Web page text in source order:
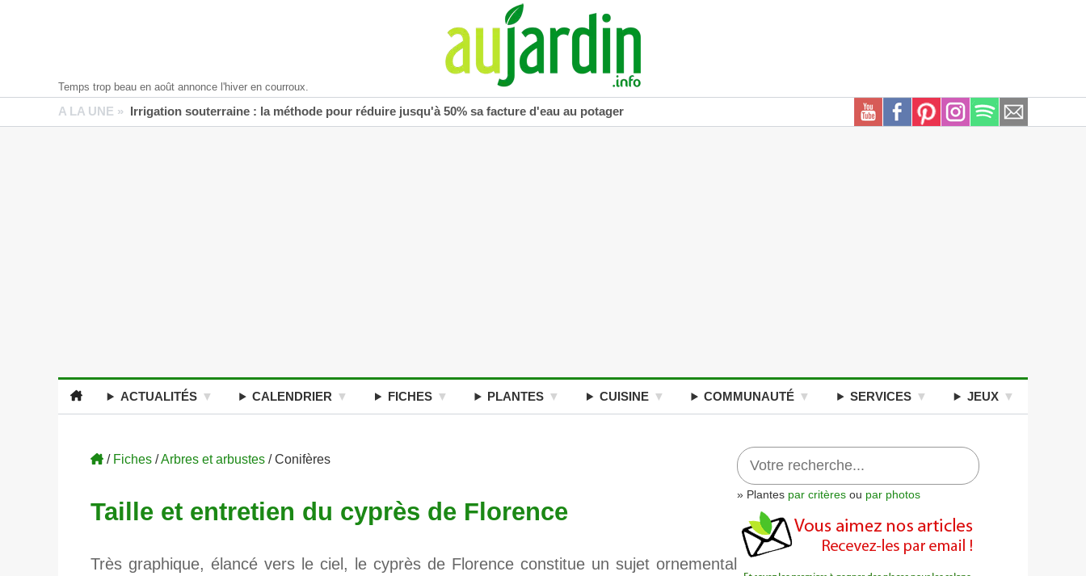
Temps trop beau en août annonce l'hiver en courroux.
A LA UNE » Irrigation souterraine : la méthode pour réduire jusqu'à 50% sa facture d'eau au potager
ACTUALITÉS CALENDRIER FICHES PLANTES CUISINE COMMUNAUTÉ SERVICES JEUX
/ Fiches /Arbres et arbustes / Conifères
Taille et entretien du cyprès de Florence
Très graphique, élancé vers le ciel, le cyprès de Florence constitue un sujet ornemental
» Plantes par critères ou par photos